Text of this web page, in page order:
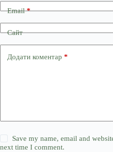
Email*
Сайт
Додати коментар *
Save my name, email and
next time I comment.